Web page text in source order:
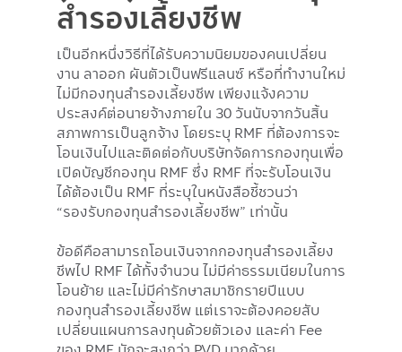
สำรองเลี้ยงชีพ
เป็นอีกหนึ่งวิธีที่ได้รับความนิยมของคนเปลี่ยน
งาน ลาออก ผันตัวเป็นฟรีแลนซ์ หรือที่ทำงานใหม่
ไม่มีกองทุนสำรองเลี้ยงชีพ เพียงแจ้งความ
ประสงค์ต่อนายจ้างภายใน 30 วันนับจากวันสิ้น
สภาพการเป็นลูกจ้าง โดยระบุ RMF ที่ต้องการจะ
โอนเงินไปและติดต่อกับบริษัทจัดการกองทุนเพื่อ
เปิดบัญชีกองทุน RMF ซึ่ง RMF ที่จะรับโอนเงิน
ได้ต้องเป็น RMF ที่ระบุในหนังสือชี้ชวนว่า
“รองรับกองทุนสำรองเลี้ยงชีพ” เท่านั้น
ข้อดีคือสามารถโอนเงินจากกองทุนสำรองเลี้ยง
ชีพไป RMF ได้ทั้งจำนวน ไม่มีค่าธรรมเนียมในการ
โอนย้าย และไม่มีค่ารักษาสมาชิกรายปีแบบ
กองทุนสำรองเลี้ยงชีพ แต่เราจะต้องคอยสับ
เปลี่ยนแผนการลงทุนด้วยตัวเอง และค่า Fee